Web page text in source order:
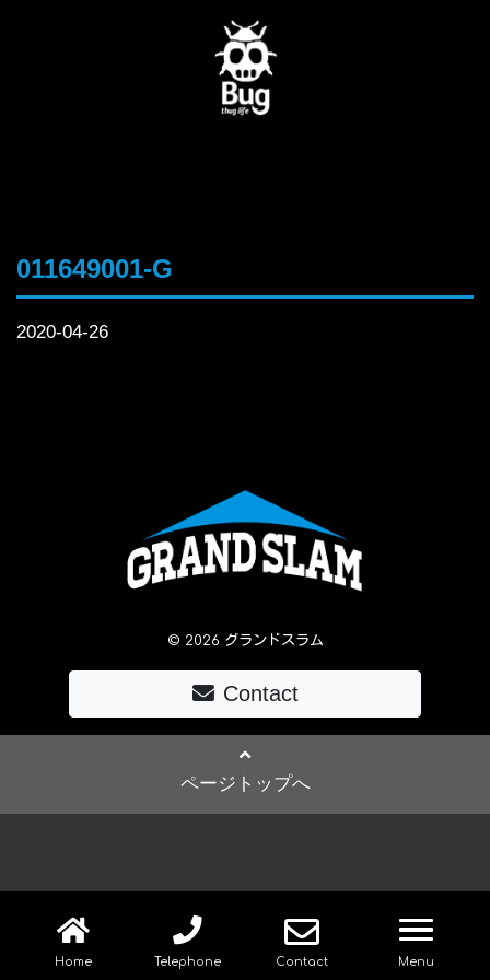
Home Telephone Contact Menu
011649001-G
2020-04-26
© 2026 グランドスラム
Contact
ページトップへ